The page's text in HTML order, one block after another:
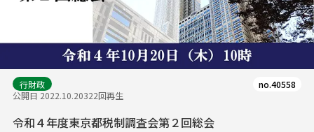
行財政
公開日 2022.10.20322回再生
no.40558
令和４年度東京都税制調査会第２回総会